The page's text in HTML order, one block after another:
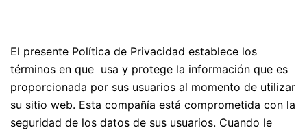
El presente Política de Privacidad establece los
términos en que usa y protege la información que es
proporcionada por sus usuarios al momento de utilizar
su sitio web. Esta compañía está comprometida con la
seguridad de los datos de sus usuarios. Cuando le